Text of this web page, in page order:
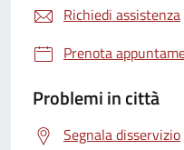
Richiedi assistenza
Prenota
Problemi in città
Segnala disservizio